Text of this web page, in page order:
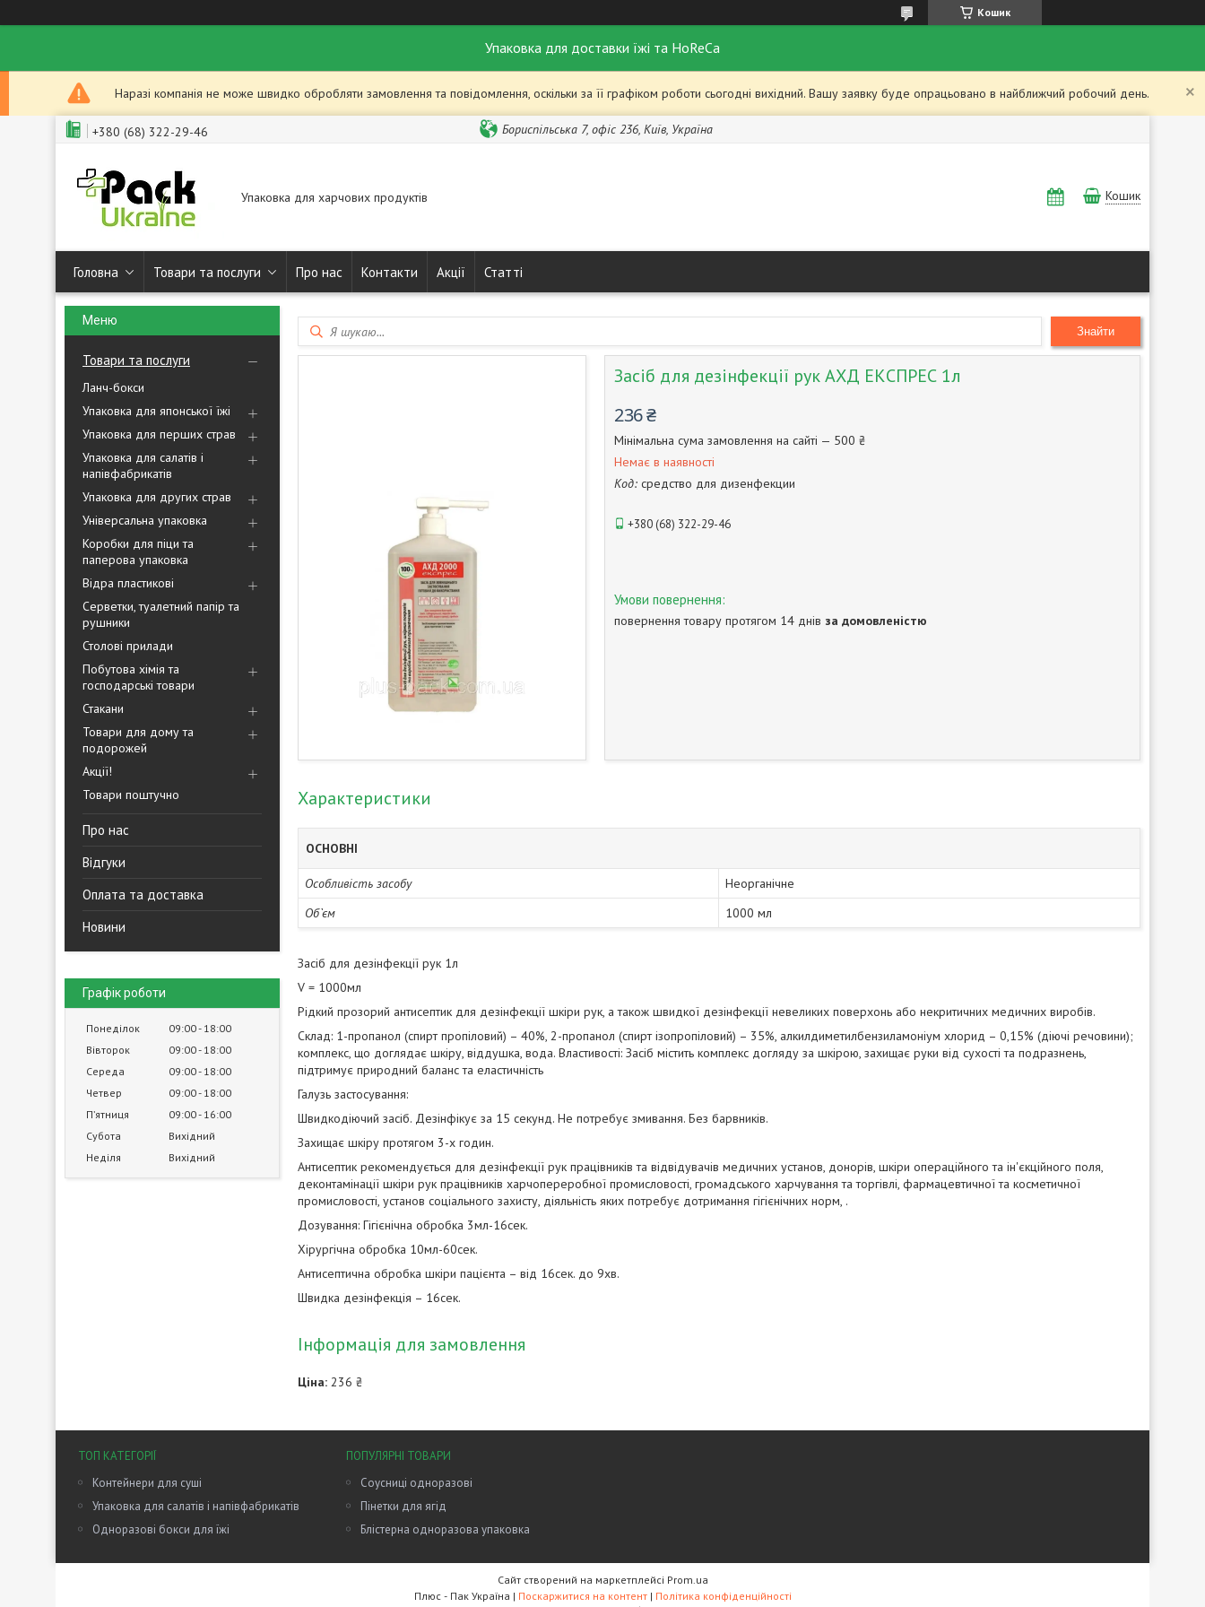
Кошик
Упаковка для доставки їжі та HoReCa
Наразі компанія не може швидко обробляти замовлення та повідомлення, оскільки за її графіком роботи сьогодні вихідний. Вашу заявку буде опрацьовано в найближчий робочий день.
+380 (68) 322-29-46 Бориспільська 7, офіс 236, Київ, Україна
Упаковка для харчових продуктів Кошик
Головна Товари та послуги Про нас Контакти Акції Статті
Товари та послуги
Ланч-бокси
Упаковка для японської їжі
Упаковка для перших страв
Упаковка для салатів і
напівфабрикатів
Упаковка для других страв
Універсальна упаковка
Коробки для піци та
паперова упаковка
Відра пластикові
Серветки, туалетний папір та
рушники
Столові прилади
Побутова хімія та
господарські товари
Стакани
Товари для дому та
подорожей
Акції!
Товари поштучно
Про нас
Відгуки
Оплата та доставка
Новини
Графік роботи
Понеділок 09:00 18:00
Вівторок
09:00 18:00
Середа
09:00 18:00
Четвер
09:00 18:00
Пʼятниця
09:00 16:00
Субота
Вихідний
Неділя
Вихідний
Знайти
Засіб для дезінфекції рук АХД ЕКСПРЕС 1л
236 ₴
Мінімальна сума замовлення на сайті — 500 ₴
Немає в наявності
Код: средство для дизенфекции
+380 (68) 322-29-46
повернення товару протягом 14 днів за домовленістю
Характеристики
ОСНОВНІ
Особливість засобу
Неорганічне
Об`єм
1000 мл
Засіб для дезінфекції рук 1л
V = 1000мл
Рідкий прозорий антисептик для дезінфекції шкіри рук, а також швидкої дезінфекції невеликих поверхонь або некритичних медичних виробів.
Склад: 1-пропанол (спирт пропіловий) – 40%, 2-пропанол (спирт ізопропіловий) – 35%, алкилдиметилбензиламоніум хлорид – 0,15% (діючі речовини);
комплекс, що доглядає шкіру, віддушка, вода. Властивості: Засіб містить комплекс догляду за шкірою, захищає руки від сухості та подразнень,
підтримує природний баланс та еластичність
Галузь застосування:
Швидкодіючий засіб. Дезінфікує за 15 секунд. Не потребує змивання. Без барвників.
Захищає шкіру протягом 3-х годин.
Антисептик рекомендується для дезінфекції рук працівників та відвідувачів медичних установ, донорів, шкіри операційного та ін'єкційного поля,
деконтамінації шкіри рук працівників харчопереробної промисловості, громадського харчування та торгівлі, фармацевтичної та косметичної
промисловості, установ соціального захисту, діяльність яких потребує дотримання гігієнічних норм, .
Дозування: Гігієнічна обробка 3мл-16сек.
Хірургічна обробка 10мл-60сек.
Антисептична обробка шкіри пацієнта – від 16сек. до 9хв.
Швидка дезінфекція – 16сек.
Інформація для замовлення
Ціна: 236 ₴
ТОП КАТЕГОРІЇ
Контейнери для суші
Упаковка для салатів і напівфабрикатів
Одноразові бокси для їжі
ПОПУЛЯРНІ ТОВАРИ
Соусниці одноразові
Пінетки для ягід
Блістерна одноразова упаковка
Сайт створений на маркетплейсі Prom.ua
Плюс - Пак Україна | Поскаржитися на контент | Політика конфіденційності